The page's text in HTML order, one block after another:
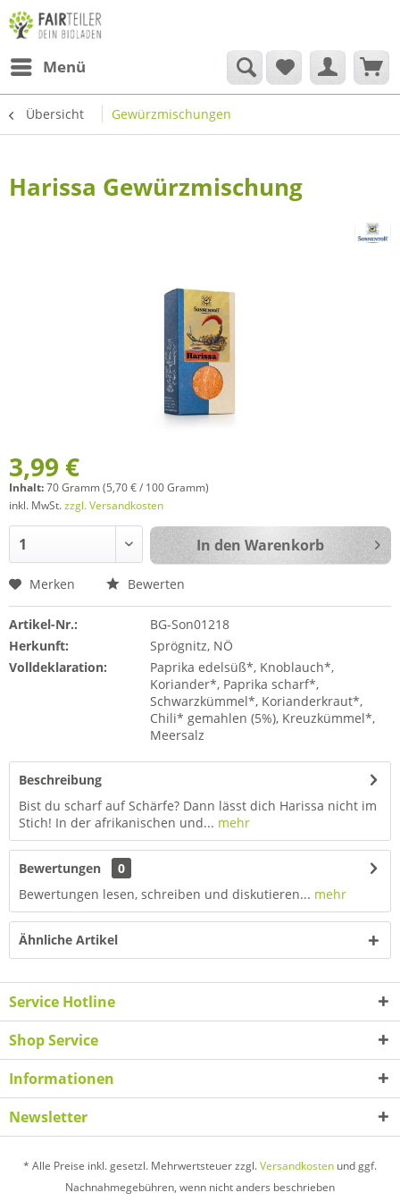
Menü
Übersicht Gewürzmischungen
Harissa Gewürzmischung
3,99 €
Inhalt:70 Gramm (5,70 € / 100 Gramm)
inkl. MwSt.zzgl. Versandkosten
In den Warenkorb
Merken Bewerten
Artikel-Nr.:
BG-Son01218
Herkunft:
Sprögnitz, NÖ
Volldeklaration:
Paprika edelsüß*, Knoblauch*,
Koriander*, Paprika scharf*,
Schwarzkümmel*, Korianderkraut*,
Chili* gemahlen (5%), Kreuzkümmel*,
Meersalz
Beschreibung
Bist du scharf auf Schärfe? Dann lässt dich Harissa nicht im
Stich! In der afrikanischen und... mehr
Bewertungen
0
Bewertungen lesen, schreiben und diskutieren... mehr
Ähnliche Artikel
Service Hotline
Shop Service
Informationen
Newsletter
* Alle Preise inkl. gesetzl. Mehrwertsteuer zzgl.Versandkosten und ggf.
Nachnahmegebühren, wenn nicht anders beschrieben